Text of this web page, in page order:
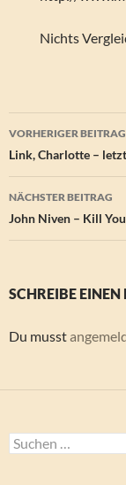
Nichts
VORHERIGER BEITRAG
Link, Charlotte –
NÄCHSTER BEITRAG
John Niven – Kill
SCHREIBE
Du musst
Suchen
nach: